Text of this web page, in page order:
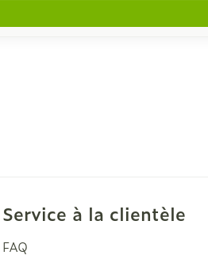
Service à la clientèle
FAQ